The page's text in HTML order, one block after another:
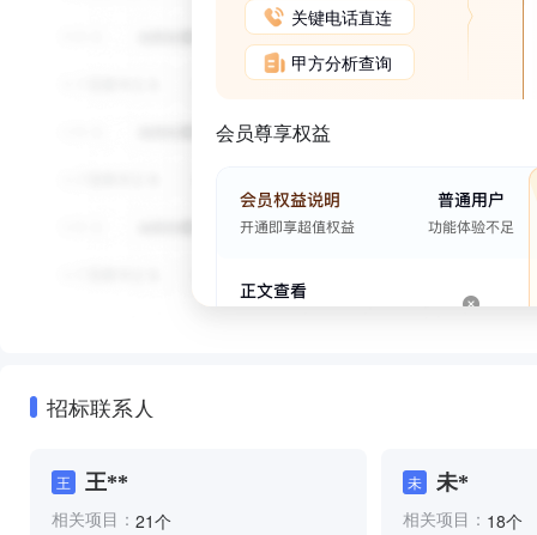
关键电话直连
甲方分析查询
会员尊享权益
招标联系人
王 王**
相关项目： 21个
未 未*
相关项目： 18个